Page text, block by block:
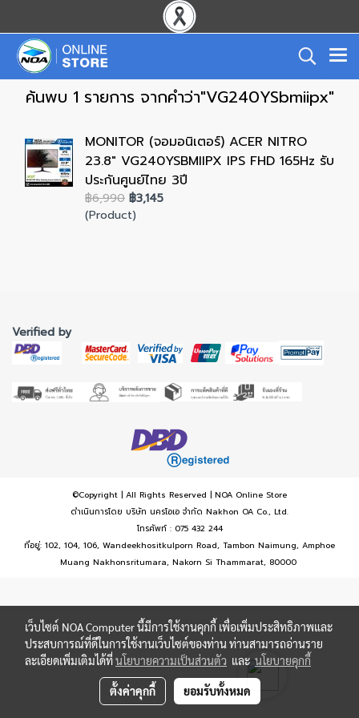
ค้นพบ 1 รายการ จากคำว่า"VG240YSbmiipx"
MONITOR (จอมอนิเตอร์) ACER NITRO
23.8" VG240YSBMIIPX IPS FHD 165Hz รับ
ประกันศูนย์ไทย 3ปี
฿6,990 ฿3,145
(Product)
Verified by
©Copyright | All Rights Reserved | NOA Online Store
ดำเนินการโดย บริษัท นครโอเอ จำกัด Nakhon OA Co., Ltd.
โทรศัพท์ : 075 432 244
ที่อยู่: 102, 104, 106, Wandeekhositkulporn Road, Tambon Naimung, Amphoe
Muang Nakhonsritumara, Nakorn Si Thammarat, 80000
เว็บไซต์ NOA Computer นี้มีการใช้งานคุกกี้ เพื่อเพิ่มประสิทธิภาพและ
ประสบการณ์ที่ดีในการใช้งานเว็บไซต์ของท่าน ท่านสามารถอ่านราย
ละเอียดเพิ่มเติมได้ที่นโยบายความเป็นส่วนตัว และ นโยบายคุกกี้
ตั้งค่าคุกกี้ ยอมรับทั้งหมด